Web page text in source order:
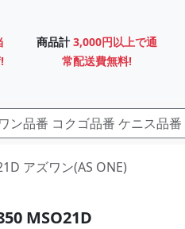
商品計 3,000円以上で通
常配送費無料!
アズワン(AS ONE)
MSO21D